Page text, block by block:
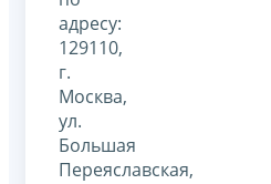
адресу:
129110,
г.
Москва,
ул.
Большая
Переяславская,